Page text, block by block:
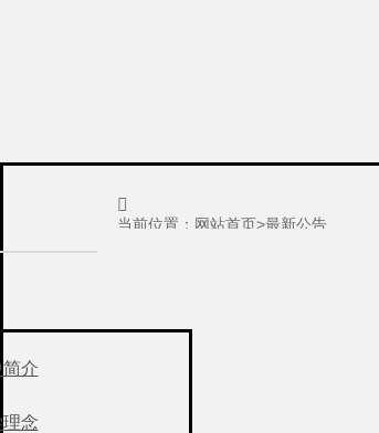

当前位置： 网站首页>最新公告
介
念